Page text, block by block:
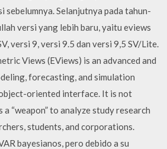
sebelumnya. Selanjutnya pada tahun-
versi yang lebih baru, yaitu eviews
versi 9, versi 9.5 dan versi 9,5 SV/Lite.
Views (EViews) is an advanced and
forecasting, and simulation
oriented interface. It is not
a “weapon” to analyze study research
students, and corporations.
bayesianos, pero debido a su